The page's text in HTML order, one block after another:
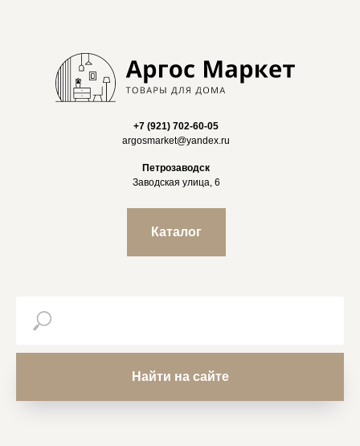
+7 (921) 702-60-05
argosmarket@yandex.ru
Петрозаводск
Заводская улица, 6
Каталог
Найти на сайте